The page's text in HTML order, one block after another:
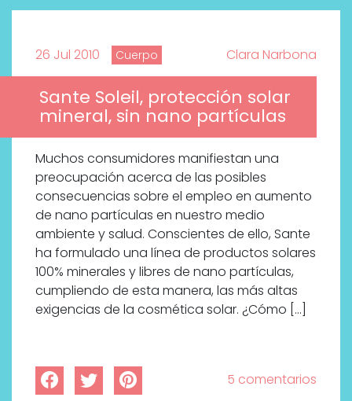
26 Jul 2010 Cuerpo Clara Narbona
Sante Soleil, protección solar
mineral, sin nano partículas
Muchos consumidores manifiestan una
preocupación acerca de las posibles
consecuencias sobre el empleo en aumento
de nano partículas en nuestro medio
ambiente y salud. Conscientes de ello, Sante
ha formulado una línea de productos solares
100% minerales y libres de nano partículas,
cumpliendo de esta manera, las más altas
exigencias de la cosmética solar. ¿Cómo […]
5 comentarios